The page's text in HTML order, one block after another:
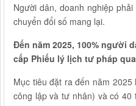
Người dân, doanh nghiệp
chuyển đổi số mang lại.
Đến năm 2025, 100% người
cấp Phiếu lý lịch tư pháp qua
Mục tiêu đặt ra đến năm
công lập và tư nhân) và có